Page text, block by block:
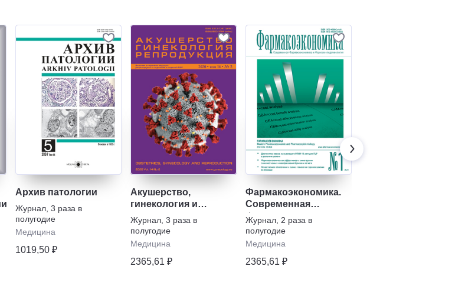
Архив патологии
Журнал 3 раза в
полугодие
Медицина
1019,50 ₽
Акушерство,
гинекология и
репродукция
Журнал 3 раза в
полугодие
Медицина
2365,61 ₽
Фармакоэкономика.
Современная
фармакоэкономика и
фармакоэпидемиология
Журнал 2 раза в
полугодие
Медицина
2365,61 ₽